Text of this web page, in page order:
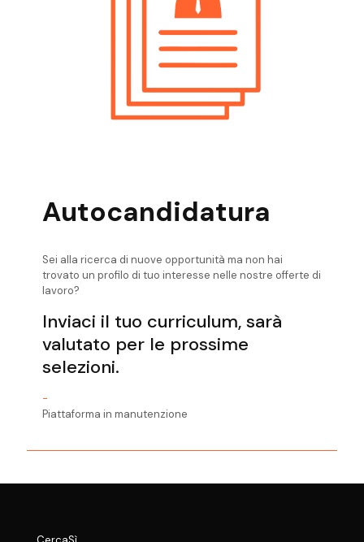
Offerte Di Lavoro Trento Informatico
Offerte Di Lavoro Val Di Non Informatico
Offerte Di Lavoro Valli Giudicarie
Offerte Di Lavoro Verona Informatico
Autocandidatura
Sei alla ricerca di nuove opportunità ma non hai
trovato un profilo di tuo interesse nelle nostre offerte di
lavoro?
Inviaci il tuo curriculum, sarà
valutato per le prossime
selezioni.
-
Piattaforma in manutenzione